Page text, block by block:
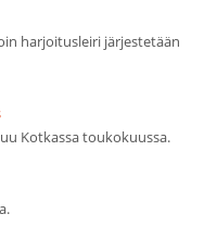
harjoitusleiri järjestetään
Kotkassa toukokuussa.